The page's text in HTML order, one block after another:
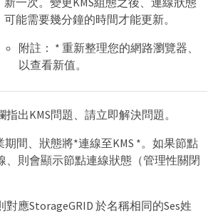
可能需要幾分鐘的時間才能更新。
附註： * 重新整理您的網路瀏覽器、
以查看新值。
出KMS問題、請立即解決問題。
期間、狀態將*連線至KMS *。如果節點
、則會顯示節點連線狀態（管理性關閉
應StorageGRID 於名稱相同的Ses姓